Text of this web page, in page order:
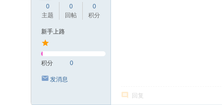
0
主题
0
回帖
0
积分
新手上路
积分 0
发消息
回复